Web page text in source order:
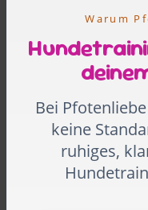
Warum
Bei
keine
ruhiges,